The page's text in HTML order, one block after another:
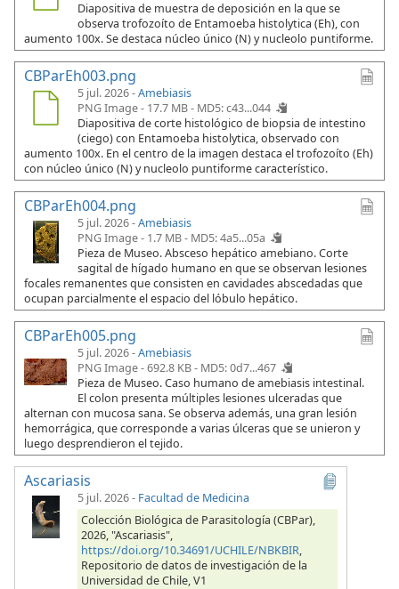
Diapositiva de muestra de deposición en la que se
observa trofozoíto de Entamoeba histolytica (Eh), con
aumento 100x. Se destaca núcleo único (N) y nucleolo puntiforme.
CBParEh003.png
5 jul. 2026 -Amebiasis
PNG Image - 17.7 MB - MD5: c43...044
Diapositiva de corte histológico de biopsia de intestino
(ciego) con Entamoeba histolytica, observado con
aumento 100x. En el centro de la imagen destaca el trofozoíto (Eh)
con núcleo único (N) y nucleolo puntiforme característico.
CBParEh004.png
5 jul. 2026 -Amebiasis
PNG Image - 1.7 MB - MD5: 4a5...05a
Pieza de Museo. Absceso hepático amebiano. Corte
sagital de hígado humano en que se observan lesiones
focales remanentes que consisten en cavidades abscedadas que
ocupan parcialmente el espacio del lóbulo hepático.
CBParEh005.png
5 jul. 2026 -Amebiasis
PNG Image - 692.8 KB - MD5: 0d7...467
Pieza de Museo. Caso humano de amebiasis intestinal.
El colon presenta múltiples lesiones ulceradas que
alternan con mucosa sana. Se observa además, una gran lesión
hemorrágica, que corresponde a varias úlceras que se unieron y
luego desprendieron el tejido.
Ascariasis
5 jul. 2026- Facultad de Medicina
Colección Biológica de Parasitología (CBPar),
2026, "Ascariasis",
https://doi.org/10.34691/UCHILE/NBKBIR,
Repositorio de datos de investigación de la
Universidad de Chile, V1